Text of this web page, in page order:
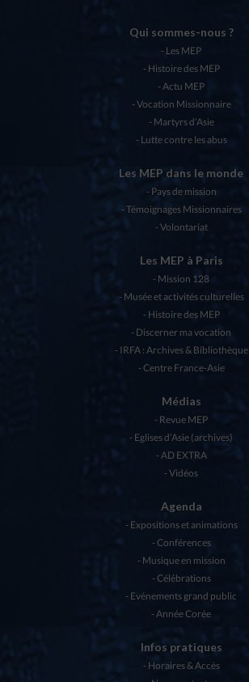
Qui sommes-nous ?
Les MEP
Histoire des MEP
Actu MEP
Vocation Missionnaire
Martyrs d’Asie
Lutte contre les abus
Les MEP dans le monde
Pays de mission
Témoignages Missionnaires
Volontariat
Les MEP à Paris
Mission 128
Musée et activités culturelles
Histoire des MEP
Discerner ma vocation
IRFA : Archives & Bibliothèque
Centre France-Asie
Médias
Revue MEP
Eglises d’Asie (archives)
AD EXTRA
Vidéos
Agenda
Expositions et animations
Conférences
Musique en mission
Célébrations
Evénements grand public
Année Corée
Infos pratiques
Horaires & Accès